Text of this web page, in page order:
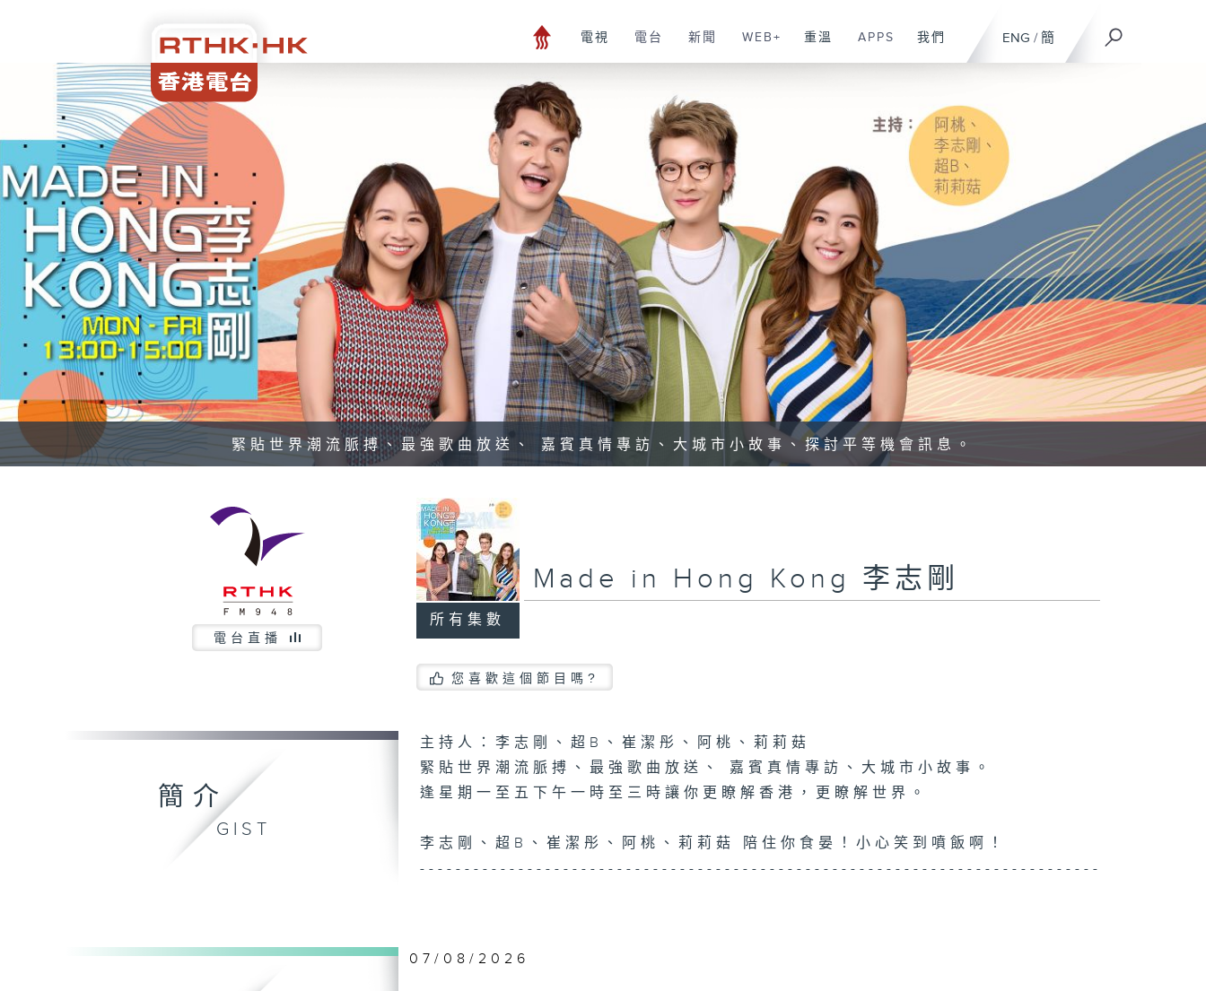
ENG / 簡
電視 電台 新聞 WEB+ 重溫 APPS 我們
緊貼世界潮流脈搏、最強歌曲放送、 嘉賓真情專訪、大城市小故事、探討平等機會訊息。
電台直播
所有集數
Made in Hong Kong 李志剛
您喜歡這個節目嗎?
簡介
GIST
主持人：李志剛、超B、崔潔彤、阿桃、莉莉菇
緊貼世界潮流脈搏、最強歌曲放送、 嘉賓真情專訪、大城市小故事。
逢星期一至五下午一時至三時讓你更瞭解香港，更瞭解世界。
李志剛、超B、崔潔彤、阿桃、莉莉菇 陪住你食晏！小心笑到噴飯啊！
----------------------------------------------------------------------------
07/08/2026